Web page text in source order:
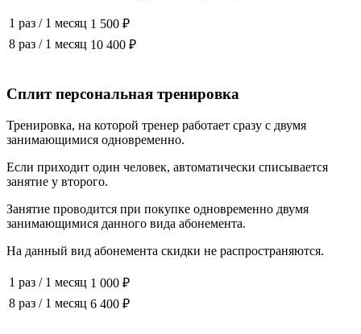
1 раз / 1 месяц 1 500 ₽
8 раз / 1 месяц 10 400 ₽
Сплит персональная тренировка
Тренировка, на которой тренер работает сразу с двумя
занимающимися одновременно.
Если приходит один человек, автоматически списывается
занятие у второго.
Занятие проводится при покупке одновременно двумя
занимающимися данного вида абонемента.
На данный вид абонемента скидки не распространяются.
1 раз / 1 месяц 1 000 ₽
8 раз / 1 месяц 6 400 ₽